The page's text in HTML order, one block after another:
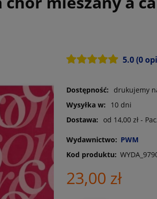
5.0(0
Dostępność:
drukujemy
Wysyłka w:
10 dni
Dostawa:
od 14,00 zł -
Wydawnictwo: PWM
Kod produktu:
23,00 zł